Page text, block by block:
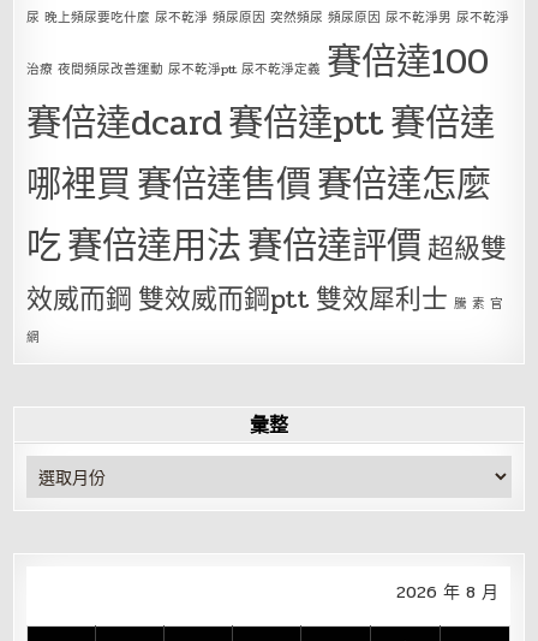
尿 晚上頻尿要吃什麼 尿不乾淨 頻尿原因 突然頻尿 頻尿原因 尿不乾淨男 尿不乾淨
治療 夜間頻尿改善運動 尿不乾淨ptt 尿不乾淨定義 賽倍達100
賽倍達dcard賽倍達ptt賽倍達
哪裡買賽倍達售價賽倍達怎麼
吃賽倍達用法賽倍達評價超級雙
效威而鋼 雙效威而鋼ptt 雙效犀利士 騰 素 官
網
彙整
彙
整
2026 年 8 月